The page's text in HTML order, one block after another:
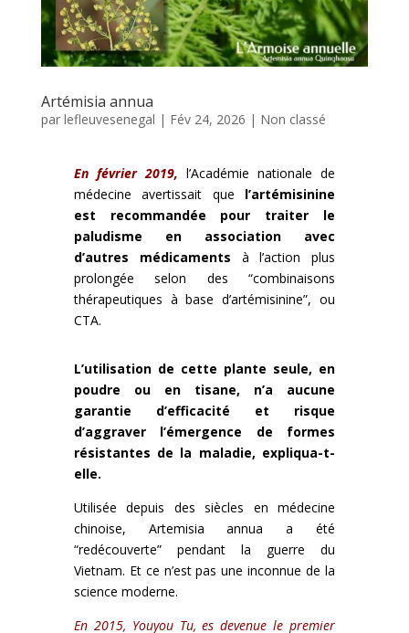
Artémisia annua
par lefleuvesenegal | Fév 24, 2026 | Non classé
En février 2019, l’Académie nationale de
médecine avertissait que l’artémisinine
est recommandée pour traiter le
paludisme en association avec
d’autres médicaments à l’action plus
prolongée selon des “combinaisons
thérapeutiques à base d’artémisinine”, ou
CTA.
L’utilisation de cette plante seule, en
poudre ou en tisane, n’a aucune
garantie d’efficacité et risque
d’aggraver l’émergence de formes
résistantes de la maladie, expliqua-t-
elle.
Utilisée depuis des siècles en médecine
chinoise, Artemisia annua a été
“redécouverte” pendant la guerre du
Vietnam. Et ce n’est pas une inconnue de la
science moderne.
En 2015, Youyou Tu, es devenue le premier